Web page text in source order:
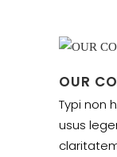
OUR
Typi non
usus